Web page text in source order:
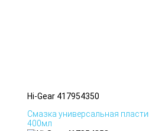
Hi-Gear 417954350
Смазка универсальная
400мл